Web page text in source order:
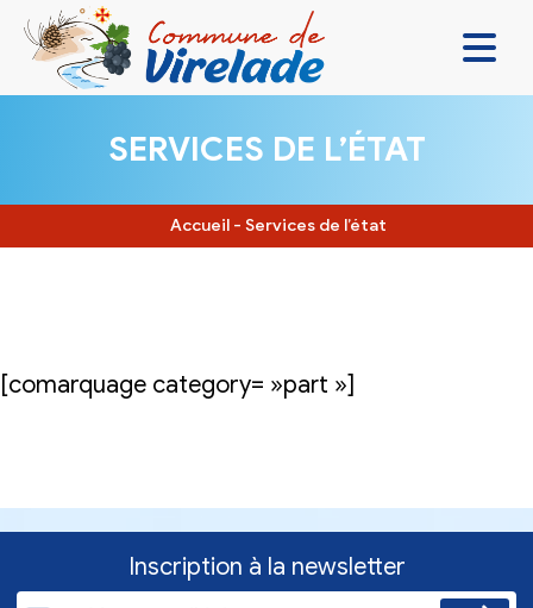
VIVRE ENSEMBLE
SE DIVERTIR
SERVICES DE L’ÉTAT
Accueil - Services de l’état
[comarquage category= »part »]
Inscription à la newsletter